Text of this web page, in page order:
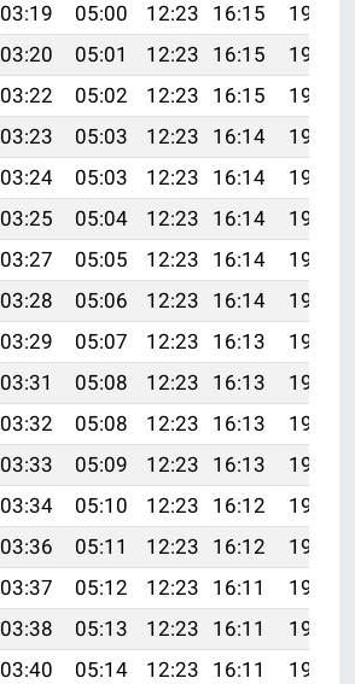
03:19 05:00 12:23 16:15
19:37
03:20 05:01 12:23 16:15
19:36
03:22 05:02 12:23 16:15
19:35
03:23 05:03 12:23 16:14
19:34
03:24 05:03 12:23 16:14
19:34
03:25 05:04 12:23 16:14
19:33
03:27 05:05 12:23 16:14
19:32
03:28 05:06 12:23 16:14
19:31
03:29 05:07 12:23 16:13
19:30
03:31 05:08 12:23 16:13
19:29
03:32 05:08 12:23 16:13
19:28
03:33 05:09 12:23 16:13
19:27
03:34 05:10 12:23 16:12
19:26
03:36 05:11 12:23 16:12
19:25
03:37 05:12 12:23 16:11
19:24
03:38 05:13 12:23 16:11
19:23
03:40 05:14 12:23 16:11
19:22